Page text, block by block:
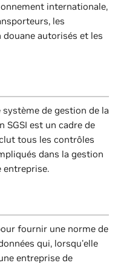
internationale,
les
autorisés et les
système de gestion de la
SGSI est un cadre de
tous les contrôles
dans la gestion
entreprise.
fournir une norme de
qui, lorsqu'elle
entreprise de